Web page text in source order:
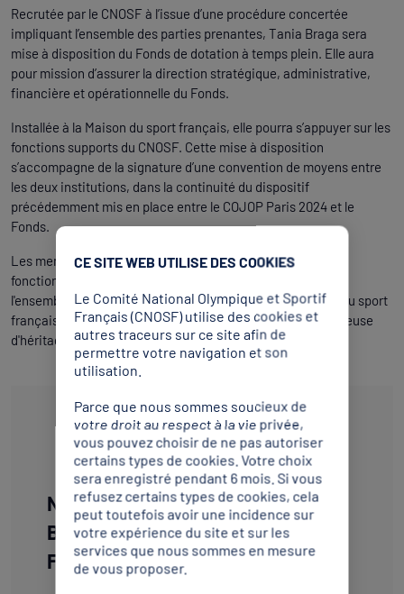
Recrutée par le CNOSF à l’issue d’une procédure concertée
impliquant l’ensemble des parties prenantes, Tania Braga sera
mise à disposition du Fonds de dotation à temps plein. Elle aura
pour mission d’assurer la direction stratégique, administrative,
financière et opérationnelle du Fonds.
Installée à la Maison du sport français, elle pourra s’appuyer sur les
fonctions supports du CNOSF. Cette mise à disposition
s’accompagne de la signature d’une convention de moyens entre
les deux institutions, dans la continuité du dispositif
précédemment mis en place entre le COJOP Paris 2024 et le
Fonds.
Les membres du Fonds souhaitent une très bonne prise de
fonction à Tania Braga qui aura à cœur de faire le lien avec
l'ensemble des parties prenantes du Fonds et des acteurs du sport
français et d'œuvrer au déploiement d'une stratégie ambitieuse
d'héritage.
EXTENSION
Nomination Nomination de Tania
Braga à la Direction Générale du
Fonds de dotation Paris 2024.pdf
CE SITE WEB UTILISE DES COOKIES
Le Comité National Olympique et Sportif
Français (CNOSF) utilise des cookies et
autres traceurs sur ce site afin de
permettre votre navigation et son
utilisation.
Parce que nous sommes soucieux de
votre droit au respect à la vie privée,
vous pouvez choisir de ne pas autoriser
certains types de cookies. Votre choix
sera enregistré pendant 6 mois. Si vous
refusez certains types de cookies, cela
peut toutefois avoir une incidence sur
votre expérience du site et sur les
services que nous sommes en mesure
de vous proposer.